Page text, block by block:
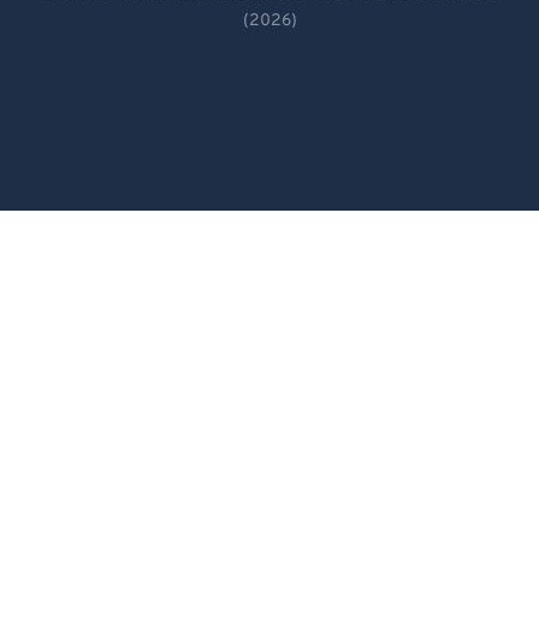
Español
(2026)